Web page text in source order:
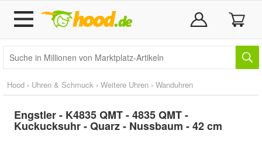
Hood › Uhren & Schmuck › Weitere Uhren › Wanduhren
Engstler - K4835 QMT - 4835 QMT -
Kuckucksuhr - Quarz - Nussbaum - 42 cm